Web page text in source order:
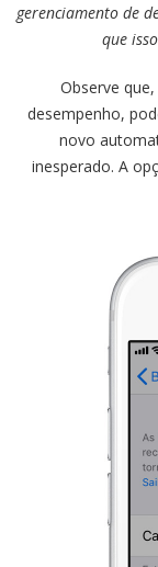
gerenciamento de
que
Observe
desempenho,
novo
inesperado. A